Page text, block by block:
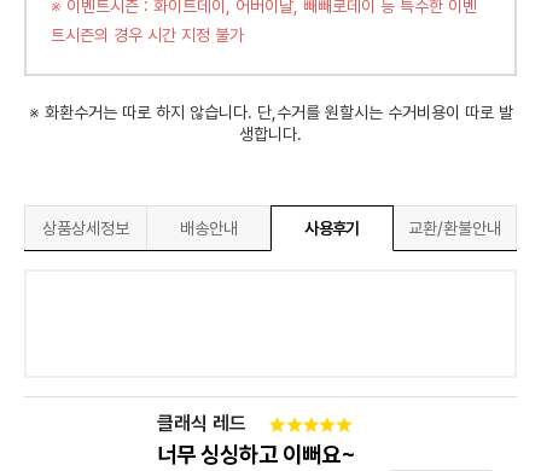
※ 이벤트시즌 : 화이트데이, 어버이날, 빼빼로데이 등 특수한 이벤
트시즌의 경우 시간 지정 불가
※ 화환수거는 따로 하지 않습니다. 단,수거를 원할시는 수거비용이 따로 발
생합니다.
상품상세정보 배송안내 사용후기 교환/환불안내
클래식 레드
너무 싱싱하고 이뻐요~